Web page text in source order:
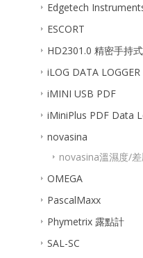
Edgetech
ESCORT
HD2301.0 精密手持
iLOG DATA LOGGER
iMINI USB PDF
iMiniPlus PDF Data
novasina
novasina溫濕度/
OMEGA
PascalMaxx
Phymetrix 露點計
SAL-SC